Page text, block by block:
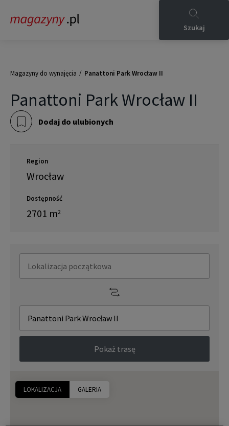
Szukaj
Magazyny do wynajęcia / Panattoni Park Wrocław II
Panattoni Park Wrocław II
Dodaj do ulubionych
Region
Wrocław
Dostępność
2701 m2
LOKALIZACJA GALERIA
Pokaż trasę